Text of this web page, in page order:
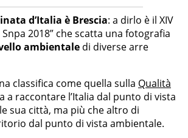
d’Italia è Brescia: a dirlo è il XIV
2018” che scatta una fotografia
ambientale di diverse arre
classifica come quella sulla Qualità
a raccontare l’Italia dal punto di vista
sua città, ma più che altro di
dal punto di vista ambientale.